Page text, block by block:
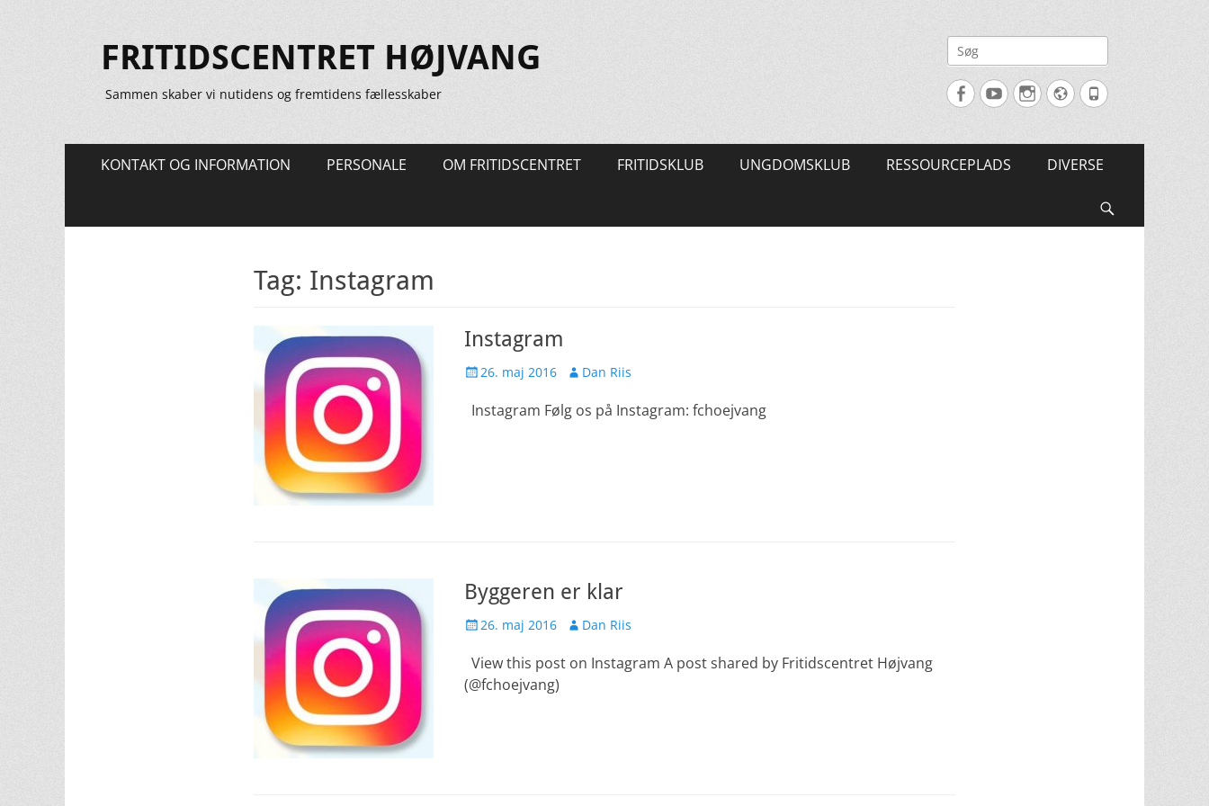
FRITIDSCENTRET HØJVANG
Sammen skaber vi nutidens og fremtidens fællesskaber
Søg
efter:
FacebookYouTubeInstagram
Website
Tlf.
Primær
KONTAKT OG INFORMATION PERSONALE OM FRITIDSCENTRET FRITIDSKLUB UNGDOMSKLUB RESSOURCEPLADS DIVERSE
Tag: Instagram
Instagram
Udgivet
26. maj 2016 Forfatter
Dan Riis
Instagram Følg os på Instagram: fchoejvang
Byggeren er klar
Udgivet
26. maj 2016 Forfatter
Dan Riis
View this post on Instagram A post shared by Fritidscentret Højvang
(@fchoejvang)